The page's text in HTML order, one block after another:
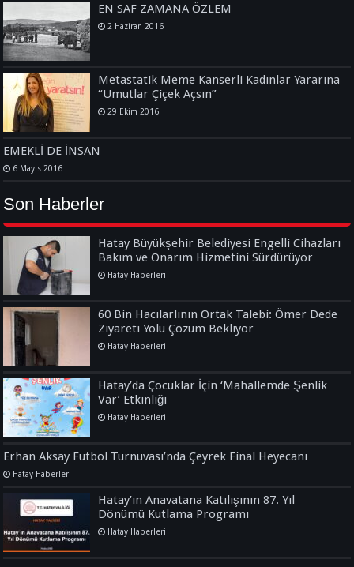
EN SAF ZAMANA ÖZLEM
2 Haziran 2016
Metastatik Meme Kanserli Kadınlar Yararına
“Umutlar Çiçek Açsın”
29 Ekim 2016
EMEKLİ DE İNSAN
6 Mayıs 2016
Son Haberler
Hatay Büyükşehir Belediyesi Engelli Cihazları
Bakım ve Onarım Hizmetini Sürdürüyor
Hatay Haberleri
60 Bin Hacılarlının Ortak Talebi: Ömer Dede
Ziyareti Yolu Çözüm Bekliyor
Hatay Haberleri
Hatay’da Çocuklar İçin ‘Mahallemde Şenlik
Var’ Etkinliği
Hatay Haberleri
Erhan Aksay Futbol Turnuvası’nda Çeyrek Final Heyecanı
Hatay Haberleri
Hatay’ın Anavatana Katılışının 87. Yıl
Dönümü Kutlama Programı
Hatay Haberleri